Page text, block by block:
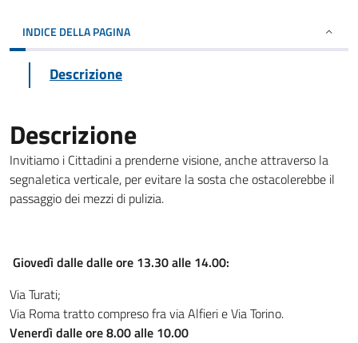
INDICE DELLA PAGINA
Descrizione
Descrizione
Invitiamo i Cittadini a prenderne visione, anche attraverso la
segnaletica verticale, per evitare la sosta che ostacolerebbe il
passaggio dei mezzi di pulizia.
Giovedì dalle dalle ore 13.30 alle 14.00:
Via Turati;
Via Roma tratto compreso fra via Alfieri e Via Torino.
Venerdì dalle ore 8.00 alle 10.00